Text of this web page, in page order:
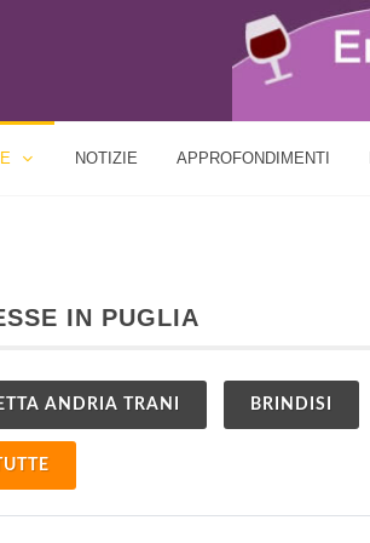
NOTIZIE APPROFONDIMENTI
IN PUGLIA
ANDRIA TRANI BRINDISI
TUTTE